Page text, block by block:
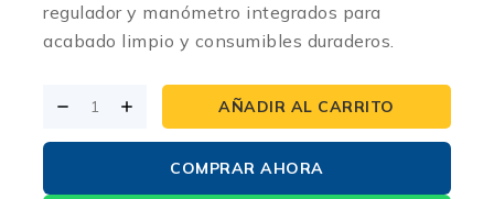
regulador y manómetro integrados para
acabado limpio y consumibles duraderos.
AÑADIR AL CARRITO
COMPRAR AHORA